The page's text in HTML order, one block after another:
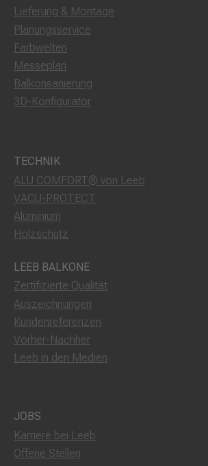
Lieferung & Montage
Planungsservice
Farbwelten
Messeplan
Balkonsanierung
3D-Konfigurator
TECHNIK
ALU COMFORT® von Leeb
VACU-PROTECT
Aluminium
Holzschutz
LEEB BALKONE
Zertifizierte Qualität
Auszeichnungen
Kundenreferenzen
Vorher-Nachher
Leeb in den Medien
JOBS
Karriere bei Leeb
Offene Stellen